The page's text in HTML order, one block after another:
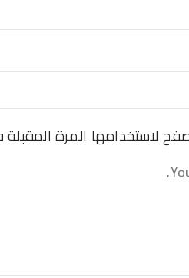
لاستخدامها المرة